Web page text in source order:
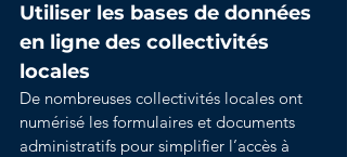
Utiliser les bases de données
en ligne des collectivités
locales
De nombreuses collectivités locales ont
numérisé les formulaires et documents
administratifs pour simplifier l’accès à